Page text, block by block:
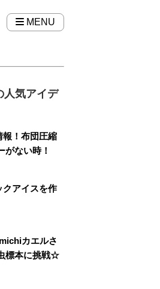
MENU
人気アイデ
！布団圧縮
がない時！
アイスを作
カエルさ
標本に挑戦☆